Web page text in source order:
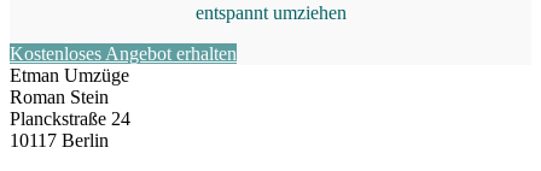
entspannt umziehen
Kostenloses Angebot erhalten
Etman Umzüge
Roman Stein
Planckstraße 24
10117 Berlin